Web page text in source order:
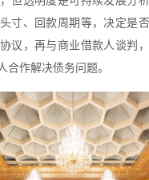
寸、回款周期等，决定是
议，再与商业借款人谈判
合作解决债务问题。